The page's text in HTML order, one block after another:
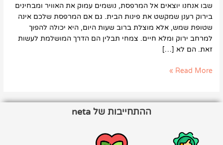
שבו אנחנו יוצאים אל המרפסת, נושמים עמוק את האוויר ומבחינים
בירוק רענן שמקשט את פינות הבית. גם אם המרפסת שלכם אינה
שטופת שמש, אלא מוצלת ברוב שעות היום, היא יכולה להפוך
למרחב ירוק ומלא חיים. צמחי תבלין הם הדרך המושלמת לעשות
זאת. הם לא […]
Read More »
ההתחייבות של neta